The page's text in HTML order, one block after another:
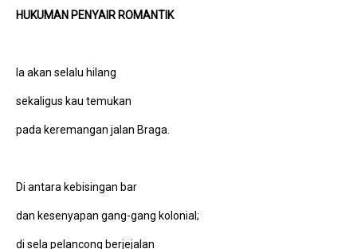
HUKUMAN PENYAIR ROMANTIK
Ia akan selalu hilang
sekaligus kau temukan
pada keremangan jalan Braga.
Di antara kebisingan bar
dan kesenyapan gang-gang kolonial;
di sela pelancong berjejalan